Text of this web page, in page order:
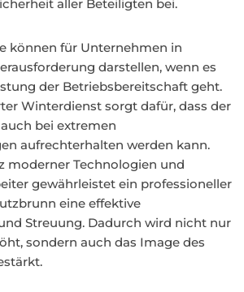
aller Beteiligten bei.
können für Unternehmen in
darstellen, wenn es
der Betriebsbereitschaft geht.
Winterdienst sorgt dafür, dass der
bei extremen
aufrechterhalten werden kann.
moderner Technologien und
gewährleistet ein professioneller
eine effektive
Streuung. Dadurch wird nicht nur
sondern auch das Image des